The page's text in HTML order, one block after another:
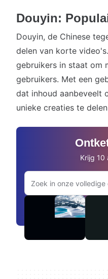
Douyin:
Douyin, de Chinese
delen van korte
gebruikers in staat om
gebruikers. Met een
dat inhoud aanbeveelt
unieke creaties te
Krijg 10
Zoeken op Adobe.com
Video's